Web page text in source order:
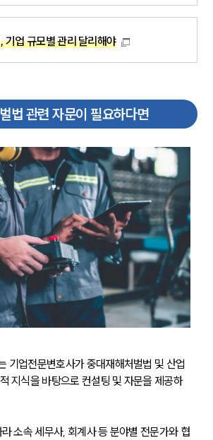
그룹소개
대륜의 강점
업의뢰인을 위한 장점
협력·법률자문 기업
고객의 소리
통합검색
INSIGHT
주요 업무사례
기업 인사이트
사례분석/최신동향
법률정보
법률지식인
고객후기
NEWS
언론보도
공지사항
법률 블로그
세미나
기업 규모별 관리 달리해야
법 관련 자문이 필요하다면
기업전문변호사가 중대재해처벌법 및 산업
지식을 바탕으로 컨설팅 및 자문을 제공하
소속 세무사, 회계사 등 분야별 전문가와 협